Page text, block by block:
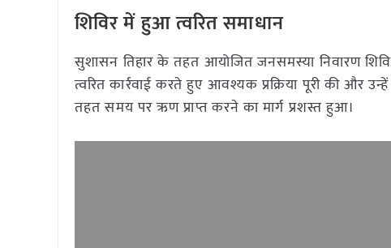
शिविर में हुआ त्वरित समाधान
सुशासन तिहार के तहत आयोजित जनसमस्या निवारण
त्वरित कार्रवाई करते हुए आवश्यक प्रक्रिया पूरी की और
तहत समय पर ऋण प्राप्त करने का मार्ग प्रशस्त हुआ।